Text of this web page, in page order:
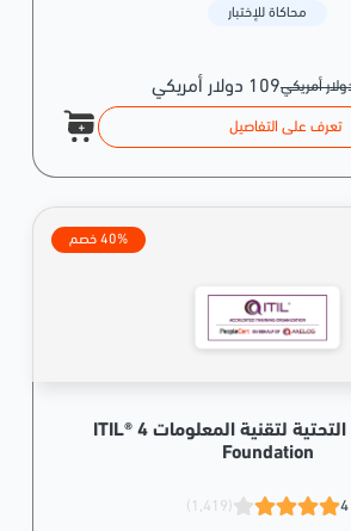
محاكاة للإختبار
109 دولار أمريكي
تعرف على التفاصيل
40% خصم
مكتبة البنية التحتية لتقنية المعلومات ITIL® 4
Foundation
4
(1,419)